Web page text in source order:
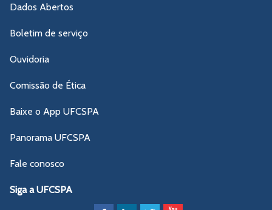
Dados Abertos
Boletim de serviço
Ouvidoria
Comissão de Ética
Baixe o App UFCSPA
Panorama UFCSPA
Fale conosco
Siga a UFCSPA